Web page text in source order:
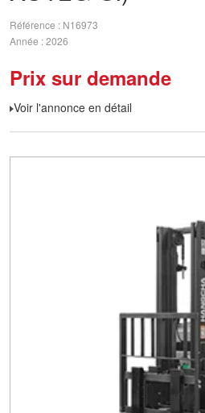
Référence
N16973
Année 2026
Prix sur demande
Voir l'annonce en détail